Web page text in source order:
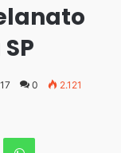
0 2.121
WhatsApp